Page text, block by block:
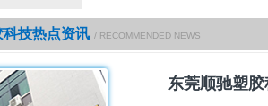
技热点资讯 / RECOMMENDED NEWS
东莞顺驰塑